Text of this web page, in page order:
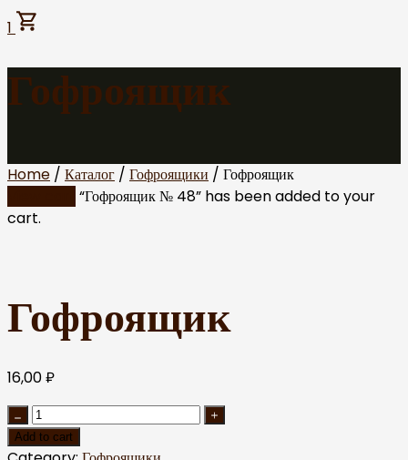
1
Гофроящик
Home / Каталог / Гофроящики / Гофроящик
“Гофроящик № 48” has been added to your
cart.
Гофроящик
16,00₽
Add to cart